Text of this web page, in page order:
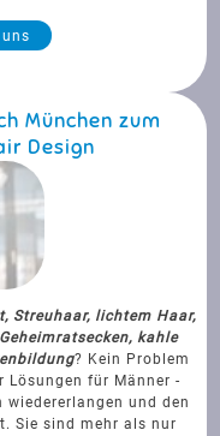
München zum
Design
Streuhaar, lichtem Haar,
kahle
? Kein Problem
für Männer -
wiedererlangen und den
Sie sind mehr als nur